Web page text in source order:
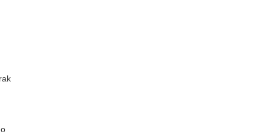
i analizować ruch w
reklamowym i
podczas